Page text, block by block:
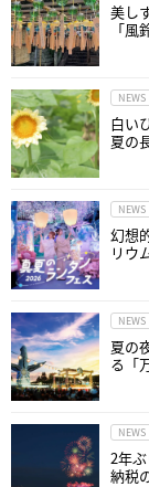
美し
「
NEWS
白い
夏の
NEWS
幻想
リウ
NEWS
夏の
る「
NEWS
2年
納税